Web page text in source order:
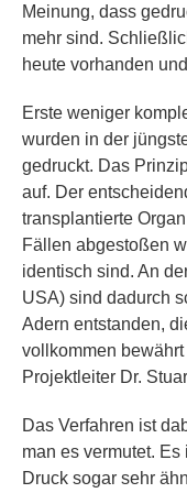
Meinung, dass
mehr sind.
heute vorhanden
Erste weniger
wurden in der
gedruckt. Das
auf. Der
transplantierte
Fällen abgestoßen
identisch sind. An
USA) sind dadurch
Adern entstanden,
vollkommen
Projektleiter Dr.
Das Verfahren ist
man es vermutet.
Druck sogar sehr